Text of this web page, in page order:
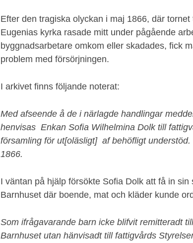
Efter den tragiska olyckan i maj 1866, där
Eugenias kyrka rasade mitt under pågående
byggnadsarbetare omkom eller skadades, fick
problem med försörjningen.
I arkivet finns följande noterat:
Med afseende å de i närlagde handlingar
henvisas Enkan Sofia Wilhelmina Dolk till
församling för ut[oläsligt] af behöfligt
1866.
I väntan på hjälp försökte Sofia Dolk att få in sin
Barnhuset där boende, mat och kläder kunde
Som ifrågavarande barn icke blifvit remitteradt
Barnhuset utan hänvisadt till fattigvårds